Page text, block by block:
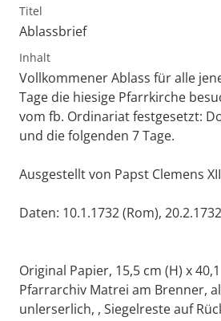
Titel
Ablassbrief
Inhalt
Vollkommener Ablass für alle
Tage die hiesige Pfarrkirche
vom fb. Ordinariat festgesetzt:
und die folgenden 7 Tage.
Ausgestellt von Papst Clemens
Daten: 10.1.1732 (Rom),
Original Papier, 15,5 cm (H) x
Pfarrarchiv Matrei am Brenner,
unlerserlich, , Siegelreste auf